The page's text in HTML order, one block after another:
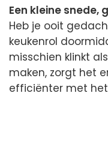
Een kleine snede,
Heb je ooit
keukenrol
misschien klinkt
maken, zorgt het
efficiënter met